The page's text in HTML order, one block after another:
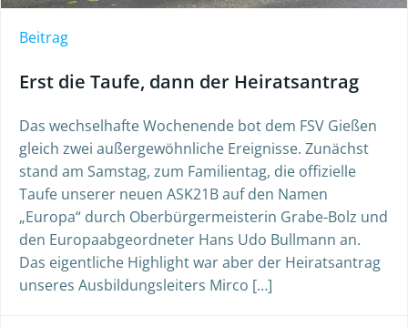
Beitrag
Erst die Taufe, dann der Heiratsantrag
Das wechselhafte Wochenende bot dem FSV Gießen
gleich zwei außergewöhnliche Ereignisse. Zunächst
stand am Samstag, zum Familientag, die offizielle
Taufe unserer neuen ASK21B auf den Namen
„Europa“ durch Oberbürgermeisterin Grabe-Bolz und
den Europaabgeordneter Hans Udo Bullmann an.
Das eigentliche Highlight war aber der Heiratsantrag
unseres Ausbildungsleiters Mirco […]